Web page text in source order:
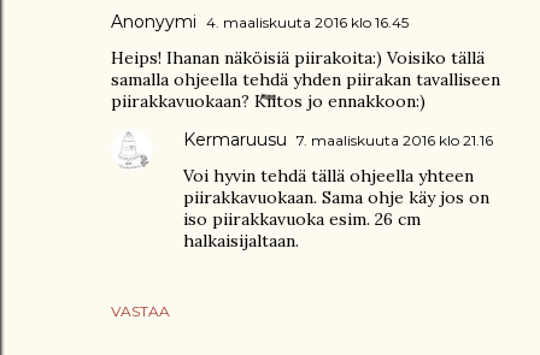
Anonyymi 4. maaliskuuta 2016 klo 16.45
Heips! Ihanan näköisiä piirakoita:) Voisiko tällä
samalla ohjeella tehdä yhden piirakan tavalliseen
piirakkavuokaan? Kiitos jo ennakkoon:)
VASTAA
Kermaruusu 7. maaliskuuta 2016 klo 21.16
Voi hyvin tehdä tällä ohjeella yhteen
piirakkavuokaan. Sama ohje käy jos on
iso piirakkavuoka esim. 26 cm
halkaisijaltaan.